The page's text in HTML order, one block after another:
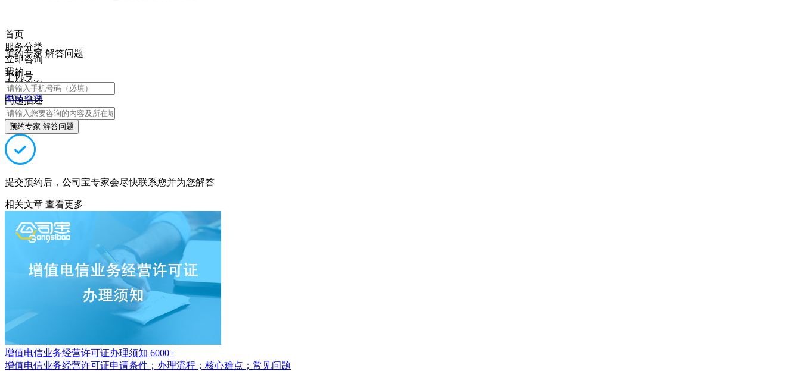
首页
服务分类
立即咨询
我的
在线咨询
电话咨询
预约专家 解答问题
手机号
问题描述
预约专家 解答问题
提交预约后，公司宝专家会尽快联系您并为您解答
相关文章 查看更多
增值电信业务经营许可证办理须知 6000+
增值电信业务经营许可证申请条件；办理流程；核心难点；常见问题